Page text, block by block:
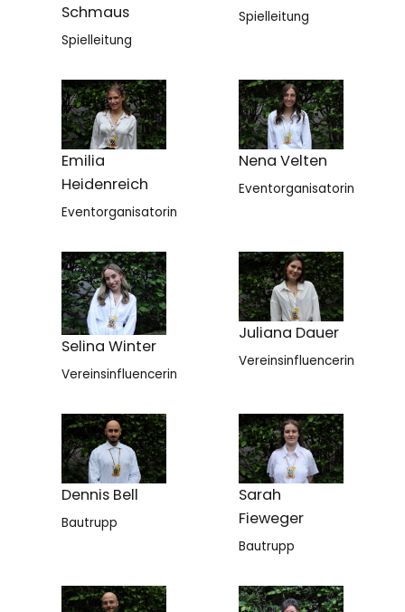
Schmaus
Spielleitung
Spielleitung
Emilia
Heidenreich
Eventorganisatorin
Nena Velten
Eventorganisatorin
Selina Winter
Vereinsinfluencerin
Juliana Dauer
Vereinsinfluencerin
Dennis Bell
Bautrupp
Sarah
Fieweger
Bautrupp